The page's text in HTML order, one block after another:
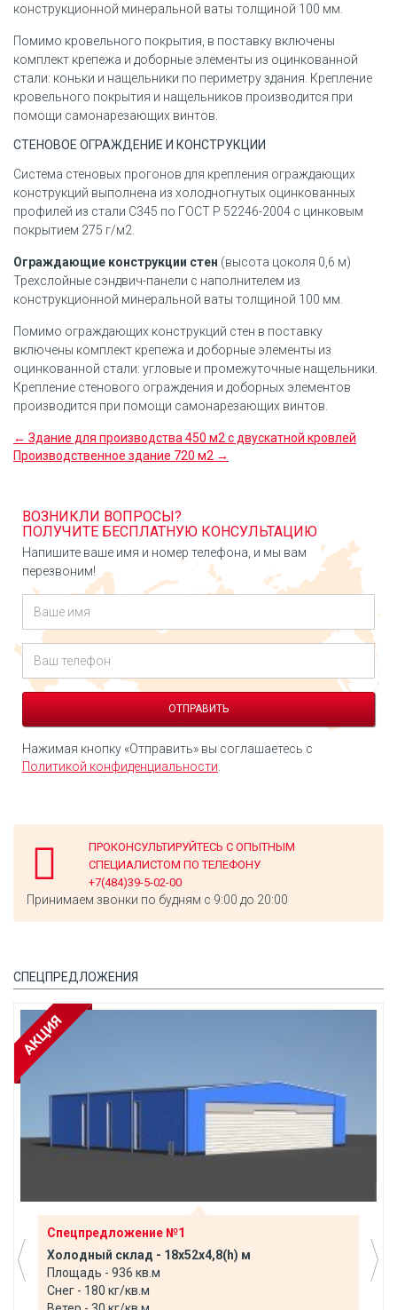
конструкционной минеральной ваты толщиной 100 мм.
Помимо кровельного покрытия, в поставку включены
комплект крепежа и доборные элементы из оцинкованной
стали: коньки и нащельники по периметру здания. Крепление
кровельного покрытия и нащельников производится при
помощи самонарезающих винтов.
СТЕНОВОЕ ОГРАЖДЕНИЕ И КОНСТРУКЦИИ
Система стеновых прогонов для крепления ограждающих
конструкций выполнена из холодногнутых оцинкованных
профилей из стали С345 по ГОСТ Р 52246-2004 с цинковым
покрытием 275 г/м2.
Ограждающие конструкции стен (высота цоколя 0,6 м)
Трехслойные сэндвич-панели c наполнителем из
конструкционной минеральной ваты толщиной 100 мм.
Помимо ограждающих конструкций стен в поставку
включены комплект крепежа и доборные элементы из
оцинкованной стали: угловые и промежуточные нащельники.
Крепление стенового ограждения и доборных элементов
производится при помощи самонарезающих винтов.
← Здание для производства 450 м2 с двускатной кровлей
Производственное здание 720 м2 →
ВОЗНИКЛИ ВОПРОСЫ?
ПОЛУЧИТЕ БЕСПЛАТНУЮ КОНСУЛЬТАЦИЮ
Напишите ваше имя и номер телефона, и мы вам
перезвоним!
Нажимая кнопку «Отправить» вы соглашаетесь с
Политикой конфиденциальности
ПРОКОНСУЛЬТИРУЙТЕСЬ С ОПЫТНЫМ
СПЕЦИАЛИСТОМ ПО ТЕЛЕФОНУ
+7(484)39-5-02-00
Принимаем звонки по будням с 9:00 до 20:00
СПЕЦПРЕДЛОЖЕНИЯ
Спецпредложение №1
Холодный склад - 18х52х4,8(h) м
Площадь - 936 кв.м
Снег - 180 кг/кв.м